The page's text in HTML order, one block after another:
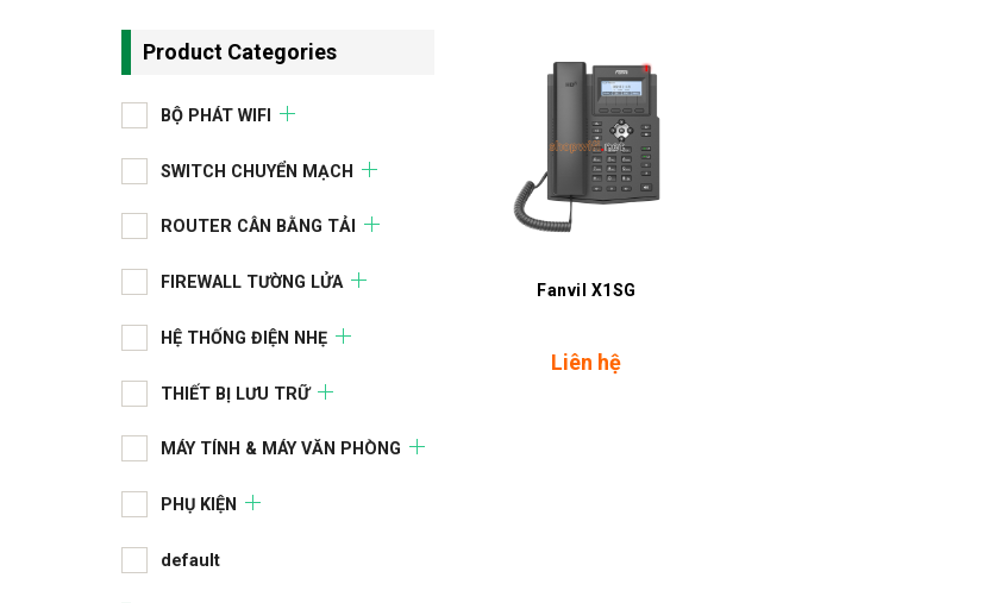
Product Categories
BỘ PHÁT WIFI
SWITCH CHUYỂN MẠCH
ROUTER CÂN BẰNG TẢI
FIREWALL TƯỜNG LỬA
HỆ THỐNG ĐIỆN NHẸ
THIẾT BỊ LƯU TRỮ
MÁY TÍNH & MÁY VĂN PHÒNG
PHỤ KIỆN
default
Fanvil X1SG
Liên hệ